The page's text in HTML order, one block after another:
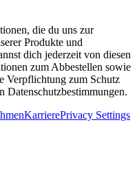
die du uns zur
Produkte und
dich jederzeit von diesen
zum Abbestellen sowie
Verpflichtung zum Schutz
Datenschutzbestimmungen.
KarrierePrivacy Settings